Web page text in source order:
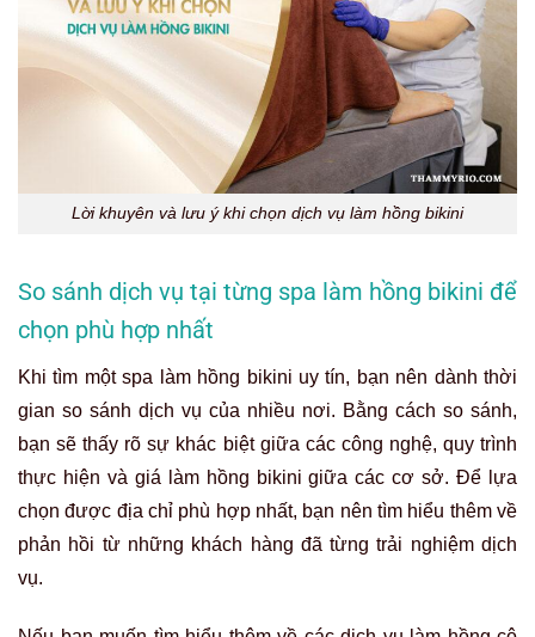
Lời khuyên và lưu ý khi chọn dịch vụ làm hồng bikini
So sánh dịch vụ tại từng spa làm hồng bikini để
chọn phù hợp nhất
Khi tìm một spa làm hồng bikini uy tín, bạn nên dành thời
gian so sánh dịch vụ của nhiều nơi. Bằng cách so sánh,
bạn sẽ thấy rõ sự khác biệt giữa các công nghệ, quy trình
thực hiện và giá làm hồng bikini giữa các cơ sở. Để lựa
chọn được địa chỉ phù hợp nhất, bạn nên tìm hiểu thêm về
phản hồi từ những khách hàng đã từng trải nghiệm dịch
vụ.